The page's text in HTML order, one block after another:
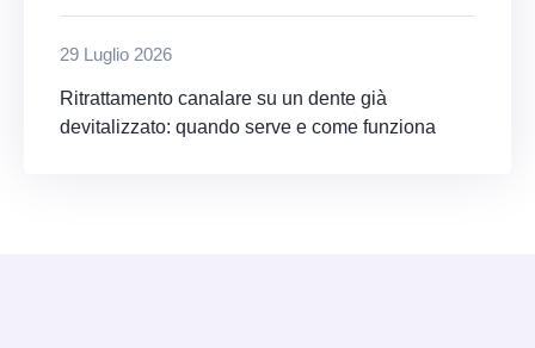
29 Luglio 2026
Ritrattamento canalare su un dente già
devitalizzato: quando serve e come funziona